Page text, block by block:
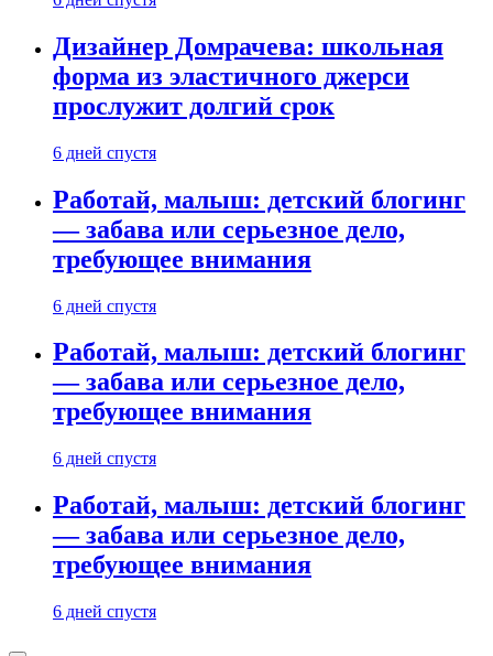
Дизайнер Домрачева: школьная
форма из эластичного джерси
прослужит долгий срок
6 дней спустя
Работай, малыш: детский блогинг
— забава или серьезное дело,
требующее внимания
6 дней спустя
Работай, малыш: детский блогинг
— забава или серьезное дело,
требующее внимания
6 дней спустя
Работай, малыш: детский блогинг
— забава или серьезное дело,
требующее внимания
6 дней спустя